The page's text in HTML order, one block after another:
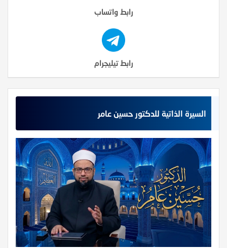
رابط واتساب
رابط تيليجرام
السيرة الذاتية للدكتور حسين عامر